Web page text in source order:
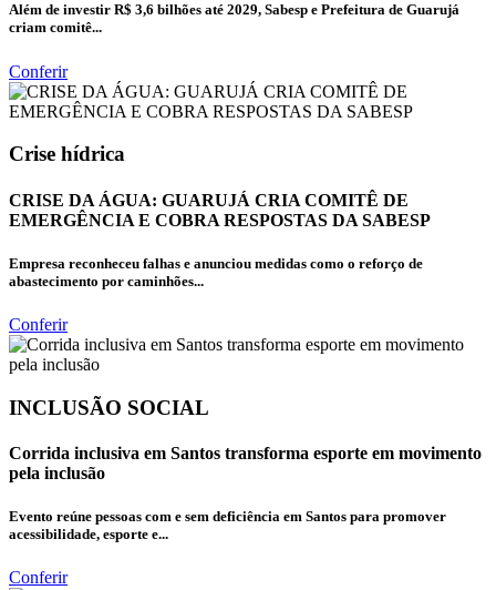
Além de investir R$ 3,6 bilhões até 2029, Sabesp e Prefeitura de Guarujá
criam comitê...
Conferir
Crise hídrica
CRISE DA ÁGUA: GUARUJÁ CRIA COMITÊ DE
EMERGÊNCIA E COBRA RESPOSTAS DA SABESP
Empresa reconheceu falhas e anunciou medidas como o reforço de
abastecimento por caminhões...
Conferir
INCLUSÃO SOCIAL
Corrida inclusiva em Santos transforma esporte em movimento
pela inclusão
Evento reúne pessoas com e sem deficiência em Santos para promover
acessibilidade, esporte e...
Conferir